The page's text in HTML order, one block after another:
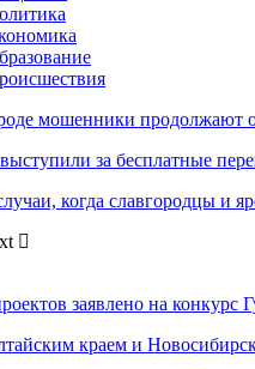
мошенники продолжают
за бесплатные
когда славгородцы и
заявлено на конкурс
краем и